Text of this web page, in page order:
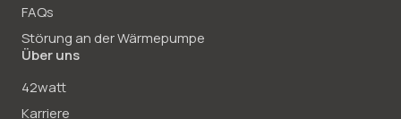
FAQs
Störung an der Wärmepumpe
Über uns
42watt
Karriere